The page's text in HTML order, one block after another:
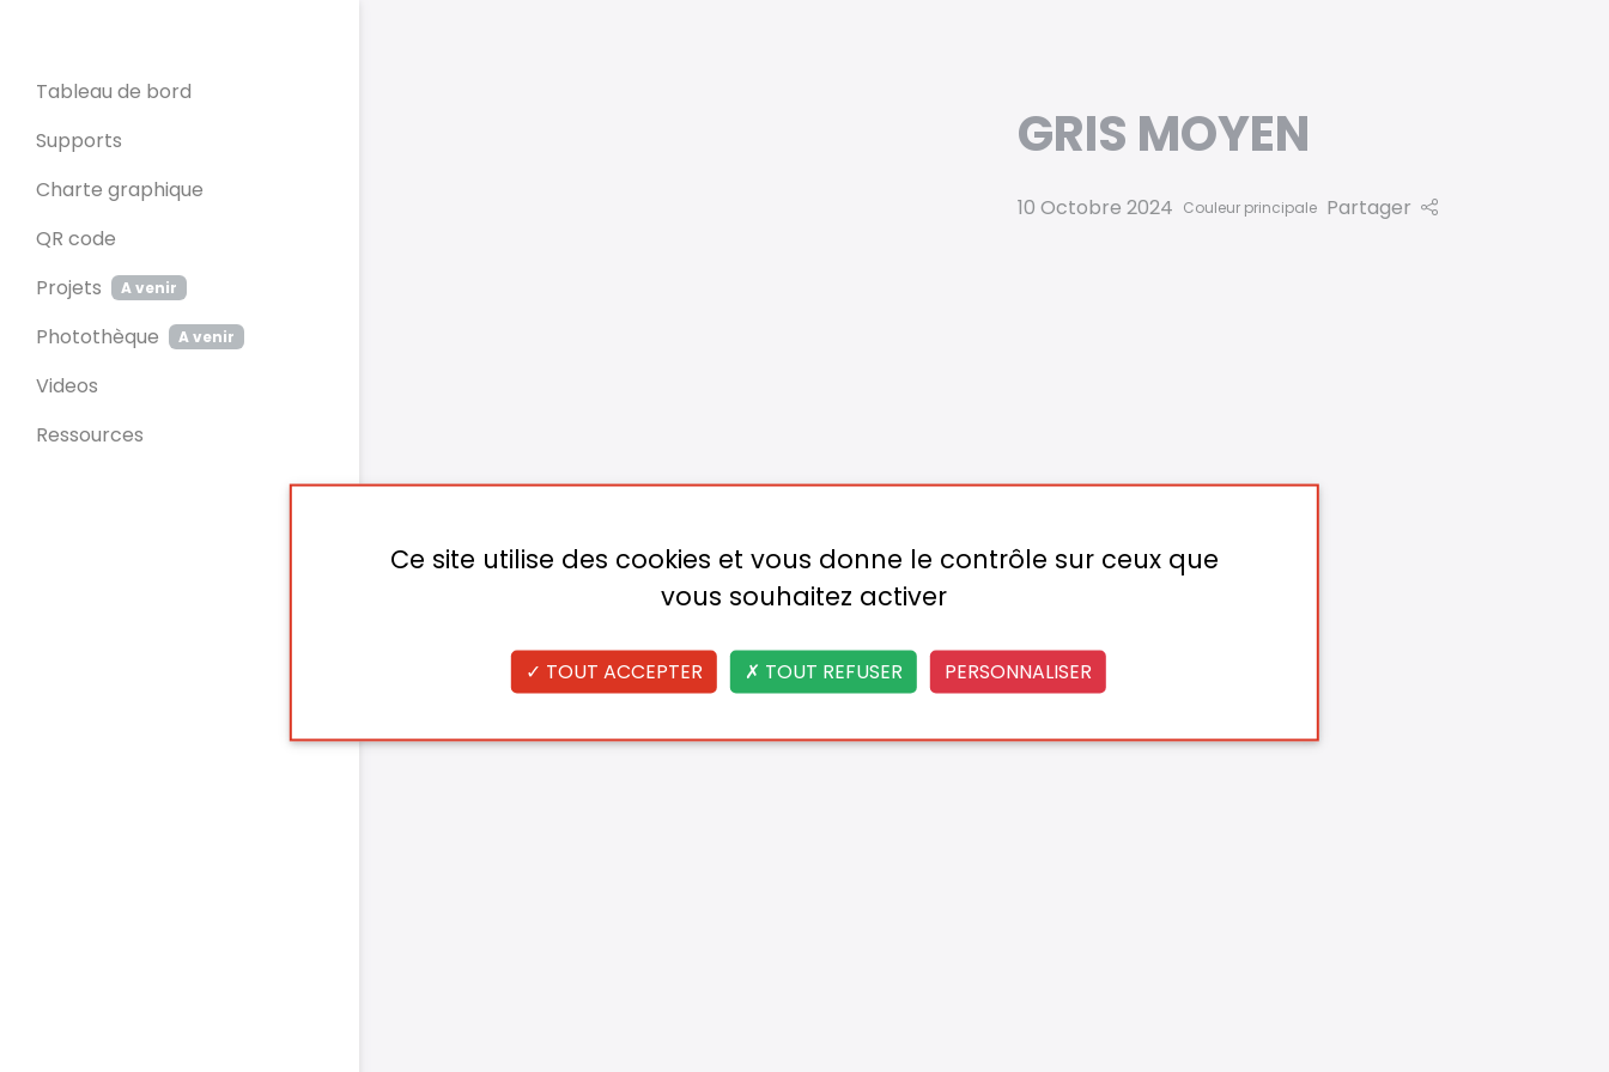
Tableau de bord
Supports
Charte graphique
QR code
Projets
A venir
Photothèque A venir
Videos
Ressources
GRIS MOYEN
10 Octobre 2024 Couleur principale Partager
Ce site utilise des cookies et vous donne le contrôle sur ceux que
vous souhaitez activer
TOUT ACCEPTER TOUT REFUSER PERSONNALISER